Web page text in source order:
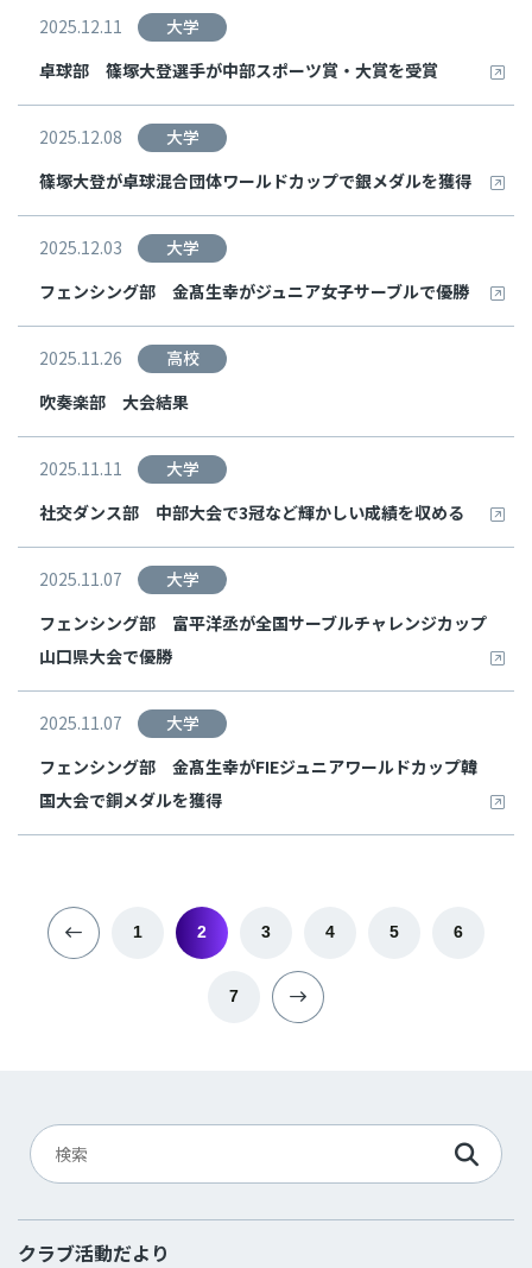
2025.12.11
大学
卓球部 篠塚大登選手が中部スポーツ賞・大賞を受賞
2025.12.08
大学
篠塚大登が卓球混合団体ワールドカップで銀メダルを獲得
2025.12.03
大学
フェンシング部 金髙生幸がジュニア女子サーブルで優勝
2025.11.26
高校
吹奏楽部 大会結果
2025.11.11
大学
社交ダンス部 中部大会で3冠など輝かしい成績を収める
2025.11.07
大学
フェンシング部 富平洋丞が全国サーブルチャレンジカップ
山口県大会で優勝
2025.11.07
大学
フェンシング部 金髙生幸がFIEジュニアワールドカップ韓
国大会で銅メダルを獲得
1 2 3 4 5 6
7
クラブ活動だより